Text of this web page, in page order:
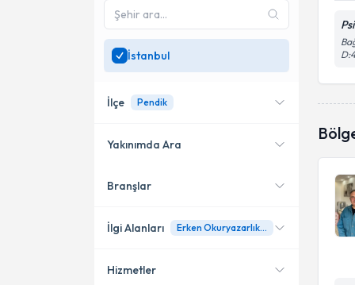
Sadeceİstanbul
uzman ara
İstanbul
İlçe Pendik
Kadıköy
Kartal
Yakınımda Ara
Konumuma yakın uzmanları
Branşlar
Aile Danışmanı (Psikolog)
İlgi Alanları Erken Okuryazarlık Testi ( EROT )
Hizmetler